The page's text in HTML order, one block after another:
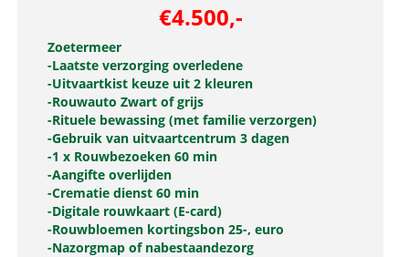
€4.500,-
Zoetermeer
-Laatste verzorging overledene
-Uitvaartkist keuze uit 2 kleuren
-Rouwauto Zwart of grijs
-Rituele bewassing (met familie verzorgen)
-Gebruik van uitvaartcentrum 3 dagen
-1 x Rouwbezoeken 60 min
-Aangifte overlijden
-Crematie dienst 60 min
-Digitale rouwkaart (E-card)
-Rouwbloemen kortingsbon 25-, euro
-Nazorgmap of nabestaandezorg